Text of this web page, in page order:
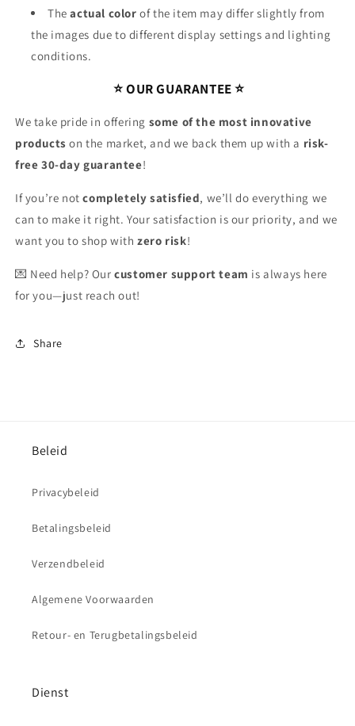
Theactual color of the item may differ slightly from
the images due to different display settings and lighting
conditions.
⭐ OUR GUARANTEE ⭐
We take pride in offering some of the most innovative
products on the market, and we back them up with a risk-
free 30-day guarantee!
If you’re notcompletely satisfied, we’ll do everything we
can to make it right. Your satisfaction is our priority, and we
want you to shop withzero risk!
💌 Need help? Ourcustomer support team is always here
for you—just reach out!
Share
Beleid
Privacybeleid
Betalingsbeleid
Verzendbeleid
Algemene Voorwaarden
Retour- en Terugbetalingsbeleid
Dienst